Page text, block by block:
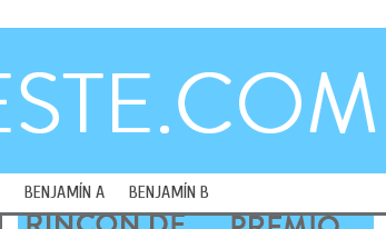
BENJAMÍN A BENJAMÍN B